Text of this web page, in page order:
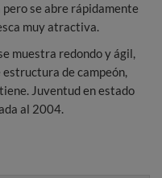
se abre rápidamente
muy atractiva.
muestra redondo y ágil,
estructura de campeón,
Juventud en estado
al 2004.